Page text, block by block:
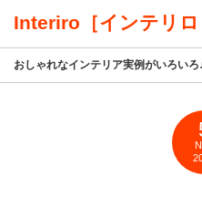
Interiro［インテリロ
おしゃれなインテリア実例がいろい